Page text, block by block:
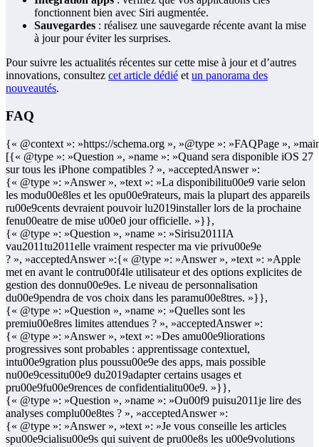
fonctionnent bien avec Siri augmentée.
Sauvegardes : réalisez une sauvegarde récente avant la mise
à jour pour éviter les surprises.
Pour suivre les actualités récentes sur cette mise à jour et d’autres
innovations, consultez cet article dédié et un panorama des
nouveautés.
FAQ
{« @context »: »https://schema.org », »@type »: »FAQPage »,
[{« @type »: »Question », »name »: »Quand sera disponible iOS 27
sur tous les iPhone compatibles ? », »acceptedAnswer »:
{« @type »: »Answer », »text »: »La disponibilitu00e9 varie selon
les modu00e8les et les opu00e9rateurs, mais la plupart des appareils
ru00e9cents devraient pouvoir lu2019installer lors de la prochaine
fenu00eatre de mise u00e0 jour officielle. »}},
{« @type »: »Question », »name »: »Sirisu2011IA
vau2011tu2011elle vraiment respecter ma vie privu00e9e
? », »acceptedAnswer »:{« @type »: »Answer », »text »: »Apple
met en avant le contru00f4le utilisateur et des options explicites de
gestion des donnu00e9es. Le niveau de personnalisation
du00e9pendra de vos choix dans les paramu00e8tres. »}},
{« @type »: »Question », »name »: »Quelles sont les
premiu00e8res limites attendues ? », »acceptedAnswer »:
{« @type »: »Answer », »text »: »Des amu00e9liorations
progressives sont probables : apprentissage contextuel,
intu00e9gration plus poussu00e9e des apps, mais possible
nu00e9cessitu00e9 du2019adapter certains usages et
pru00e9fu00e9rences de confidentialitu00e9. »}},
{« @type »: »Question », »name »: »Ou00f9 puisu2011je lire des
analyses complu00e8tes ? », »acceptedAnswer »:
{« @type »: »Answer », »text »: »Je vous conseille les articles
spu00e9cialisu00e9s qui suivent de pru00e8s les u00e9volutions